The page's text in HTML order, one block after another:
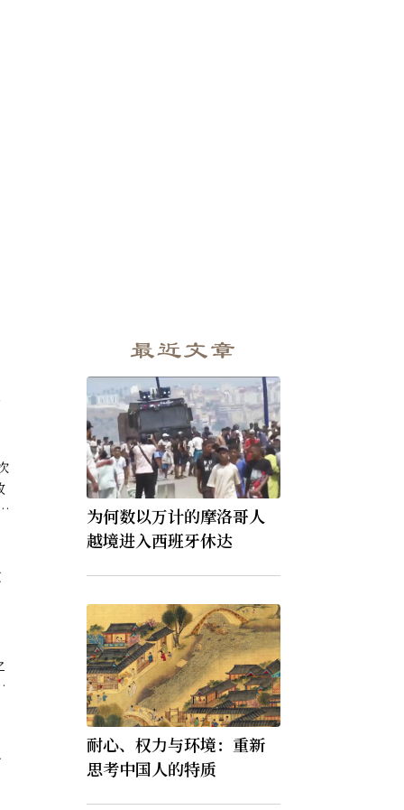
最近文章
为何数以万计的摩洛哥人
越境进入西班牙休达
耐心、权力与环境：重新
思考中国人的特质